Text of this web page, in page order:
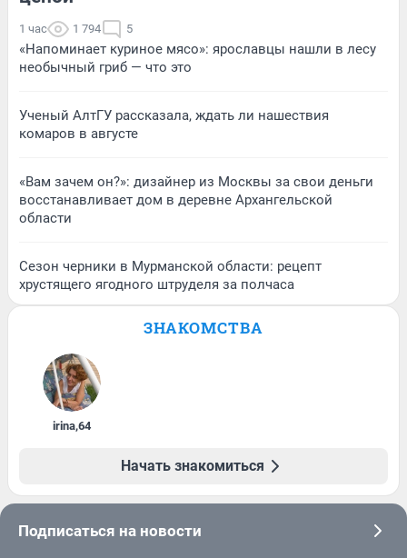
1 час 1 794 5
«Напоминает куриное мясо»: ярославцы нашли в лесу
необычный гриб — что это
Ученый АлтГУ рассказала, ждать ли нашествия
комаров в августе
«Вам зачем он?»: дизайнер из Москвы за свои деньги
восстанавливает дом в деревне Архангельской
области
Сезон черники в Мурманской области: рецепт
хрустящего ягодного штруделя за полчаса
ЗНАКОМСТВА
irina,64
Начать знакомиться
Подписаться на новости